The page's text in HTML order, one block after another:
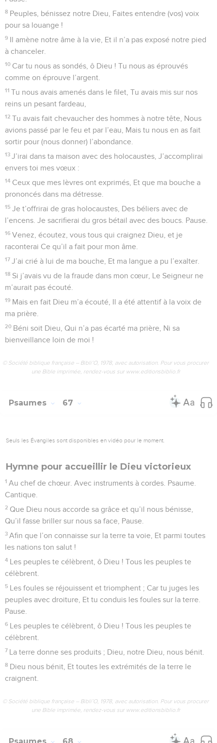
8 Peuples, bénissez notre Dieu, Faites entendre (vos) voix
pour sa louange !
9 Il amène notre âme à la vie, Et il n’a pas exposé notre pied
à chanceler.
10 Car tu nous as sondés, ô Dieu ! Tu nous as éprouvés
comme on éprouve l’argent.
11 Tu nous avais amenés dans le filet, Tu avais mis sur nos
reins un pesant fardeau,
12 Tu avais fait chevaucher des hommes à notre tête, Nous
avions passé par le feu et par l’eau, Mais tu nous en as fait
sortir pour (nous donner) l’abondance.
13 J’irai dans ta maison avec des holocaustes, J’accomplirai
envers toi mes vœux :
14 Ceux que mes lèvres ont exprimés, Et que ma bouche a
prononcés dans ma détresse.
15 Je t’offrirai de gras holocaustes, Des béliers avec de
l’encens. Je sacrifierai du gros bétail avec des boucs. Pause.
16 Venez, écoutez, vous tous qui craignez Dieu, et je
raconterai Ce qu’il a fait pour mon âme.
17 J’ai crié à lui de ma bouche, Et ma langue a pu l’exalter.
18 Si j’avais vu de la fraude dans mon cœur, Le Seigneur ne
m’aurait pas écouté.
19 Mais en fait Dieu m’a écouté, Il a été attentif à la voix de
ma prière.
20 Béni soit Dieu, Qui n’a pas écarté ma prière, Ni sa
bienveillance loin de moi !
© Société biblique française – Bibli’O, 1978, avec autorisation. Pour vous procurer
une Bible imprimée, rendez-vous sur www.editionsbiblio.fr
Psaumes 67
Seuls les Évangiles sont disponibles en vidéo pour le moment.
Hymne pour accueillir le Dieu victorieux
1 Au chef de chœur. Avec instruments à cordes. Psaume.
Cantique.
2 Que Dieu nous accorde sa grâce et qu’il nous bénisse,
Qu’il fasse briller sur nous sa face, Pause.
3 Afin que l’on connaisse sur la terre ta voie, Et parmi toutes
les nations ton salut !
4 Les peuples te célèbrent, ô Dieu ! Tous les peuples te
célèbrent.
5 Les foules se réjouissent et triomphent ; Car tu juges les
peuples avec droiture, Et tu conduis les foules sur la terre.
Pause.
6 Les peuples te célèbrent, ô Dieu ! Tous les peuples te
célèbrent.
7 La terre donne ses produits ; Dieu, notre Dieu, nous bénit.
8 Dieu nous bénit, Et toutes les extrémités de la terre le
craignent.
© Société biblique française – Bibli’O, 1978, avec autorisation. Pour vous procurer
une Bible imprimée, rendez-vous sur www.editionsbiblio.fr
Psaumes 68